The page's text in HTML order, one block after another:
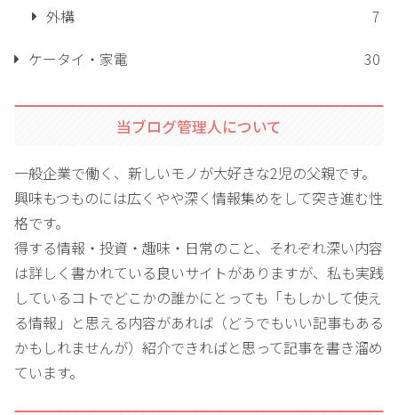
外構
7
ケータイ・家電
30
当ブログ管理人について
一般企業で働く、新しいモノが大好きな2児の父親です。
興味もつものには広くやや深く情報集めをして突き進む性
格です。
得する情報・投資・趣味・日常のこと、それぞれ深い内容
は詳しく書かれている良いサイトがありますが、私も実践
しているコトでどこかの誰かにとっても「もしかして使え
る情報」と思える内容があれば（どうでもいい記事もある
かもしれませんが）紹介できればと思って記事を書き溜め
ています。